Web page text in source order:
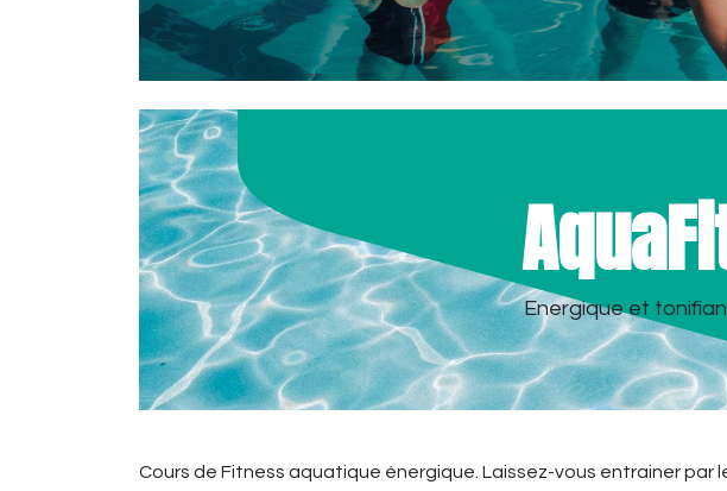
Energique et
Cours de Fitness aquatique énergique. Laissez-vous entrainer par